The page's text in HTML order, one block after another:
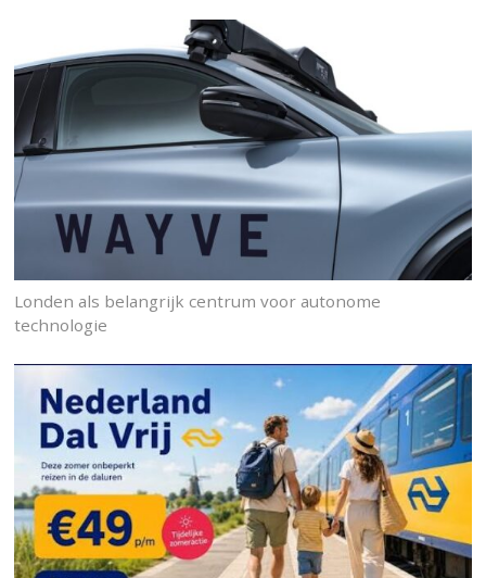
Londen als belangrijk centrum voor autonome
technologie